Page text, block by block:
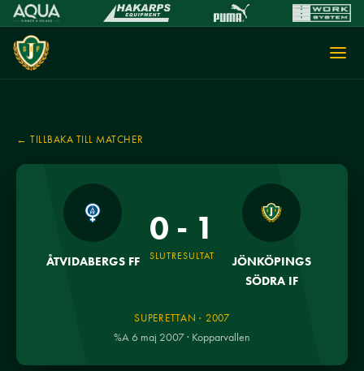
← TILLBAKA TILL MATCHER
ÅTVIDABERGS FF
0 - 1
SLUTRESULTAT
JÖNKÖPINGS
SÖDRA IF
SUPERETTAN · 2007
%A 6 maj 2007 · Kopparvallen